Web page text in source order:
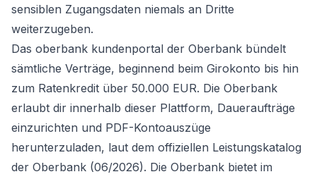
sensiblen Zugangsdaten niemals an Dritte
weiterzugeben.
Das oberbank kundenportal der Oberbank bündelt
sämtliche Verträge, beginnend beim Girokonto bis hin
zum Ratenkredit über 50.000 EUR. Die Oberbank
erlaubt dir innerhalb dieser Plattform, Daueraufträge
einzurichten und PDF-Kontoauszüge
herunterzuladen, laut dem offiziellen Leistungskatalog
der Oberbank (06/2026). Die Oberbank bietet im